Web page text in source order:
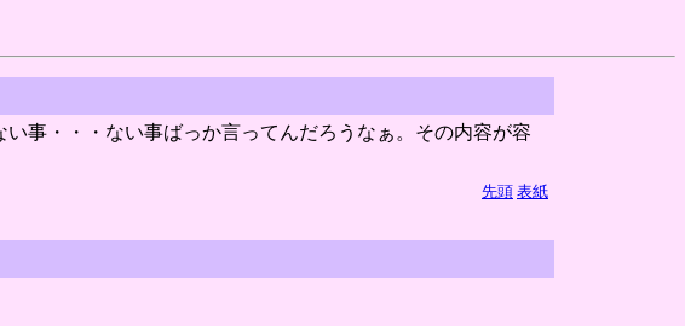
事・・・ない事ばっか言ってんだろうなぁ。その内容が容
先頭 表紙